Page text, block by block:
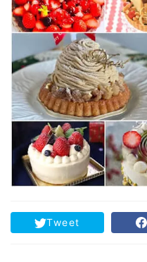
Tweet